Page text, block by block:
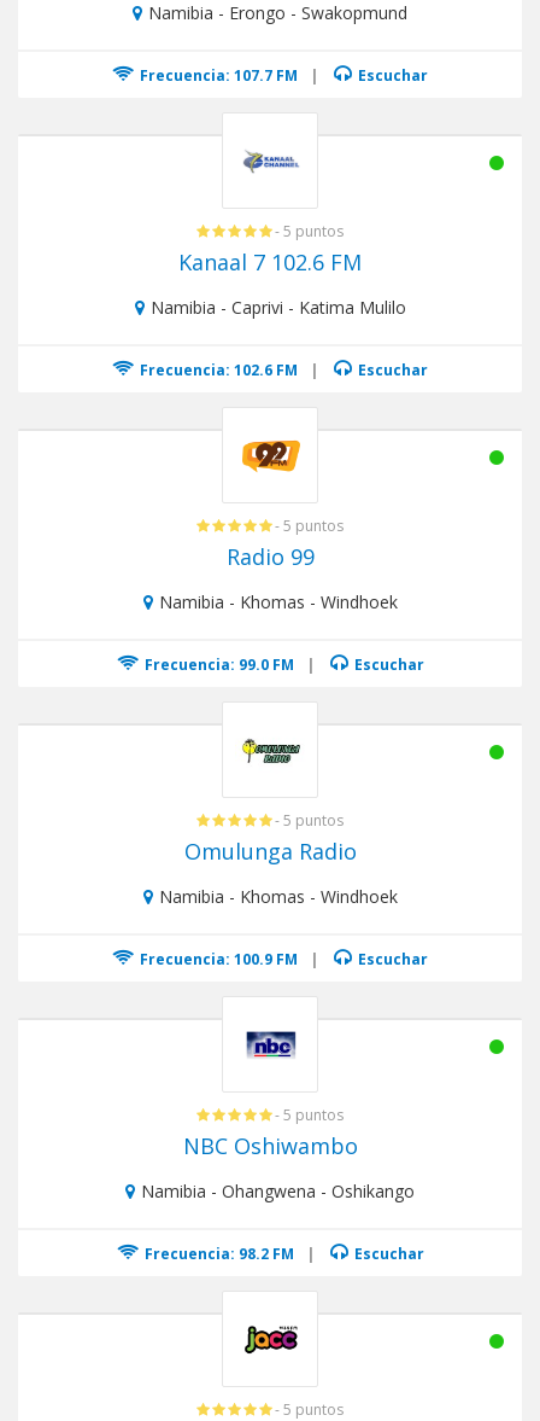
Namibia - Erongo - Swakopmund
Frecuencia: 107.7 FM | Escuchar
- 5 puntos
Kanaal 7 102.6 FM
Namibia - Caprivi - Katima Mulilo
Frecuencia: 102.6 FM | Escuchar
- 5 puntos
Radio 99
Namibia - Khomas - Windhoek
Frecuencia: 99.0 FM | Escuchar
- 5 puntos
Omulunga Radio
Namibia - Khomas - Windhoek
Frecuencia: 100.9 FM | Escuchar
- 5 puntos
NBC Oshiwambo
Namibia - Ohangwena - Oshikango
Frecuencia: 98.2 FM | Escuchar
- 5 puntos